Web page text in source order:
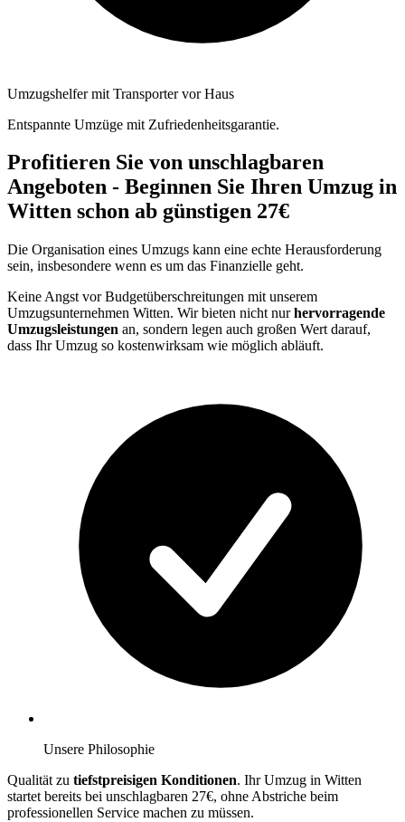
Umzugshelfer mit Transporter vor Haus
Entspannte Umzüge mit Zufriedenheitsgarantie.
Profitieren Sie von unschlagbaren
Angeboten - Beginnen Sie Ihren Umzug in
Witten schon ab günstigen 27€
Die Organisation eines Umzugs kann eine echte Herausforderung
sein, insbesondere wenn es um das Finanzielle geht.
Keine Angst vor Budgetüberschreitungen mit unserem
Umzugsunternehmen Witten. Wir bieten nicht nurhervorragende
Umzugsleistungen an, sondern legen auch großen Wert darauf,
dass Ihr Umzug so kostenwirksam wie möglich abläuft.
Unsere Philosophie
Qualität zu tiefstpreisigen Konditionen. Ihr Umzug in Witten
startet bereits bei unschlagbaren 27€, ohne Abstriche beim
professionellen Service machen zu müssen.